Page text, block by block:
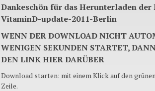
Dankeschön für das Herunterladen der
VitaminD-update-2011-Berlin
WENN DER DOWNLOAD NICHT
WENIGEN SEKUNDEN STARTET,
DEN LINK HIER DARÜBER
Download starten: mit einem Klick auf den
Zeile.